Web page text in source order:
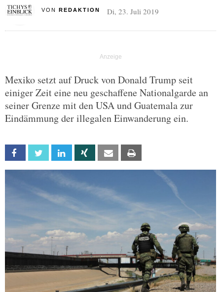
VON REDAKTION Di, 23. Juli 2019
Mexiko setzt auf Druck von Donald Trump seit
einiger Zeit eine neu geschaffene Nationalgarde an
seiner Grenze mit den USA und Guatemala zur
Eindämmung der illegalen Einwanderung ein.
Facebook Twitter Linkedin Xing Email